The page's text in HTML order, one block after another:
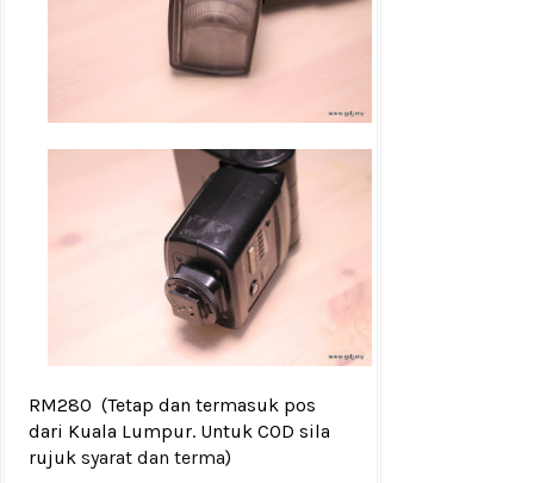
RM280 (Tetap dan termasuk pos
dari Kuala Lumpur. Untuk COD sila
rujuk syarat dan terma)